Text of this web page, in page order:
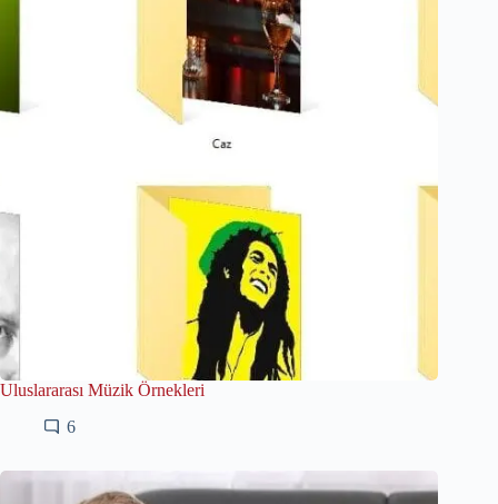
Uluslararası Müzik Örnekleri
6